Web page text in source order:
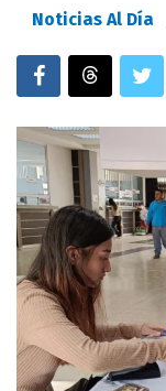
Noticias Al Día